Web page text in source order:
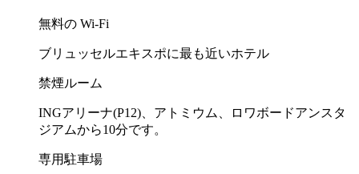
無料の Wi-Fi
ブリュッセルエキスポに最も近いホテル
禁煙ルーム
INGアリーナ(P12)、アトミウム、ロワボードアンスタ
ジアムから10分です。
専用駐車場